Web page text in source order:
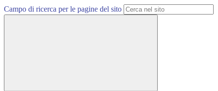
Campo di ricerca per le pagine del sito